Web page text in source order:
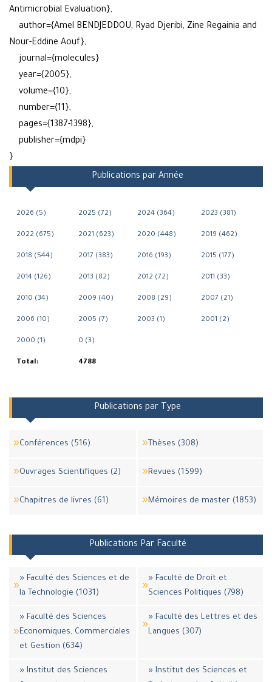
Antimicrobial Evaluation},
author={Amel BENDJEDDOU, Ryad Djeribi, Zine Regainia and
Nour-Eddine Aouf},
journal={molecules}
year={2005},
volume={10},
number={11},
pages={1387-1398},
publisher={mdpi}
}
Publications par Année
2026 (5) 2025 (72) 2024 (364) 2023 (381)
2022 (675) 2021 (623) 2020 (448) 2019 (462)
2018 (544) 2017 (383) 2016 (193) 2015 (177)
2014 (126) 2013 (82) 2012 (72) 2011 (33)
2010 (34) 2009 (40) 2008 (29) 2007 (21)
2006 (10) 2005 (7) 2003 (1) 2001 (2)
2000 (1) 0 (3)
Total: 4788
Publications par Type
Conférences (516) Thèses (308)
Ouvrages Scientifiques (2) Revues (1599)
Chapitres de livres (61) Mémoires de master (1853)
Publications Par Faculté
» Faculté des Sciences et de
la Technologie (1031)
» Faculté de Droit et
Sciences Politiques (798)
» Faculté des Sciences
Economiques, Commerciales
et Gestion (634)
» Faculté des Lettres et des
Langues (307)
» Institut des Sciences
» Institut des Sciences et